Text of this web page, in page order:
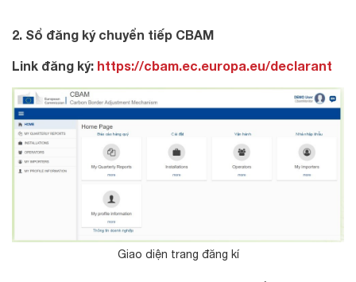
2. Sổ đăng ký chuyển tiếp CBAM
Link đăng ký: https://cbam.ec.europa.eu/declarant
Giao diện trang đăng kí